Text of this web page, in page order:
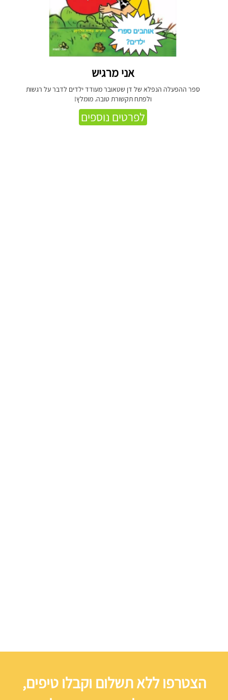
אני מרגיש
ספר ההפעלה הנפלא של דן שטאובר מעודד ילדים לדבר על רגשות
ולפתח תקשורת טובה. מומלץ!
לפרטים נוספים
הצטרפו ללא תשלום וקבלו טיפים,